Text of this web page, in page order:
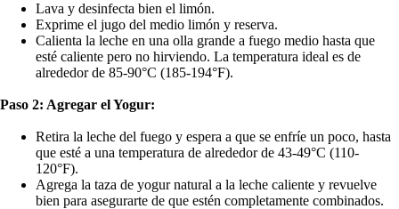
Lava y desinfecta bien el limón.
Exprime el jugo del medio limón y reserva.
Calienta la leche en una olla grande a fuego medio hasta que
esté caliente pero no hirviendo. La temperatura ideal es de
alrededor de 85-90°C (185-194°F).
Paso 2: Agregar el Yogur:
Retira la leche del fuego y espera a que se enfríe un poco, hasta
que esté a una temperatura de alrededor de 43-49°C (110-
120°F).
Agrega la taza de yogur natural a la leche caliente y revuelve
bien para asegurarte de que estén completamente combinados.